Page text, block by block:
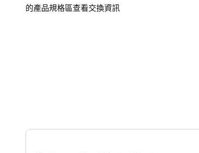
的產品規格區查看交換資訊